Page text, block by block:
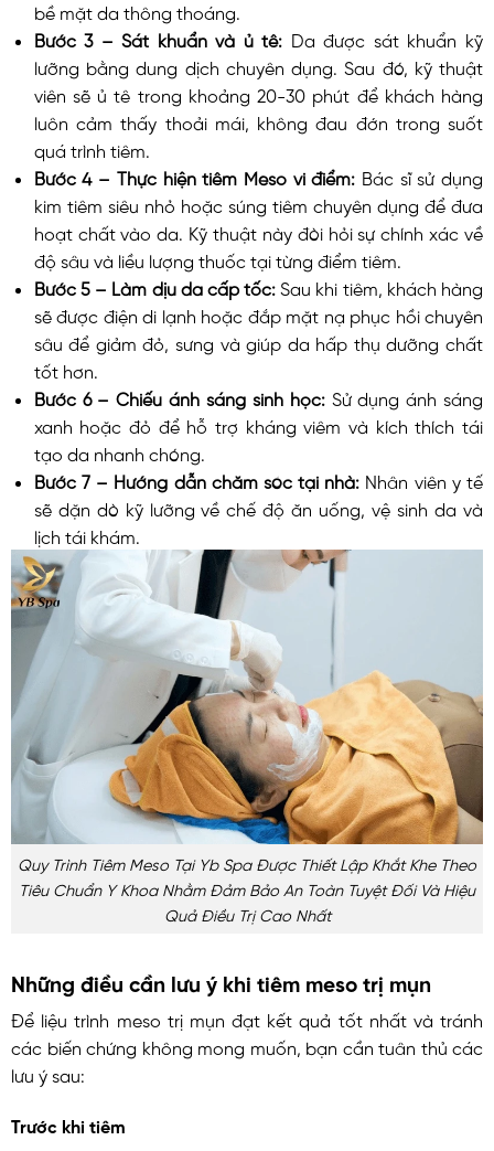
bề mặt da thông thoáng.
Bước 3 – Sát khuẩn và ủ tê: Da được sát khuẩn kỹ
lưỡng bằng dung dịch chuyên dụng. Sau đó, kỹ thuật
viên sẽ ủ tê trong khoảng 20-30 phút để khách hàng
luôn cảm thấy thoải mái, không đau đớn trong suốt
quá trình tiêm.
Bước 4 – Thực hiện tiêm Meso vi điểm: Bác sĩ sử dụng
kim tiêm siêu nhỏ hoặc súng tiêm chuyên dụng để đưa
hoạt chất vào da. Kỹ thuật này đòi hỏi sự chính xác về
độ sâu và liều lượng thuốc tại từng điểm tiêm.
Bước 5 – Làm dịu da cấp tốc: Sau khi tiêm, khách hàng
sẽ được điện di lạnh hoặc đắp mặt nạ phục hồi chuyên
sâu để giảm đỏ, sưng và giúp da hấp thụ dưỡng chất
tốt hơn.
Bước 6 – Chiếu ánh sáng sinh học: Sử dụng ánh sáng
xanh hoặc đỏ để hỗ trợ kháng viêm và kích thích tái
tạo da nhanh chóng.
Bước 7 – Hướng dẫn chăm sóc tại nhà: Nhân viên y tế
sẽ dặn dò kỹ lưỡng về chế độ ăn uống, vệ sinh da và
lịch tái khám.
Quy Trình Tiêm Meso Tại Yb Spa Được Thiết Lập Khắt Khe Theo
Tiêu Chuẩn Y Khoa Nhằm Đảm Bảo An Toàn Tuyệt Đối Và Hiệu
Quả Điều Trị Cao Nhất
Những điều cần lưu ý khi tiêm meso trị mụn
Để liệu trình meso trị mụn đạt kết quả tốt nhất và tránh
các biến chứng không mong muốn, bạn cần tuân thủ các
lưu ý sau:
Trước khi tiêm